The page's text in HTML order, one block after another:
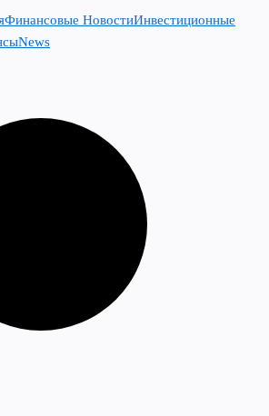
Финансовые НовостиИнвестиционные
News